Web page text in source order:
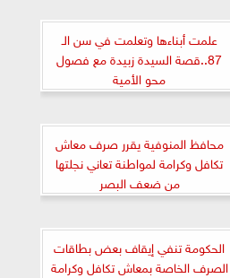
علمت أبناءها وتعلمت في سن الـ
87..قصة السيدة زبيدة مع فصول
محو الأمية
محافظ المنوفية يقرر صرف معاش
تكافل وكرامة لمواطنة تعاني نجلتها
من ضعف البصر
الحكومة تنفي إيقاف بعض بطاقات
الصرف الخاصة بمعاش تكافل وكرامة